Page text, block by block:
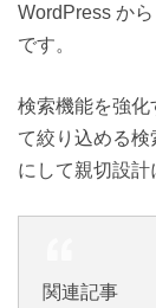
WordPress か
です。
検索機能を強化
て絞り込める
にして親切設計
関連記事